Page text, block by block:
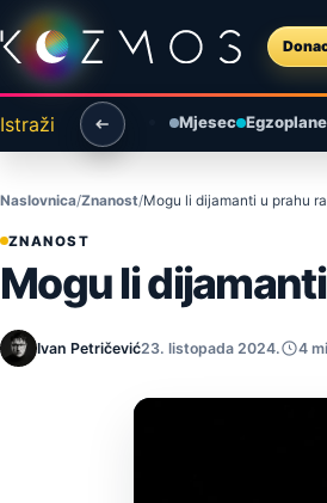
Preskoči na sadržaj
Istraži Mjesec
Naslovnica Znanost Mogu li dijamanti u prahu
ZNANOST
Mogu li
Ivan Petričević23. listopada 2024. 4